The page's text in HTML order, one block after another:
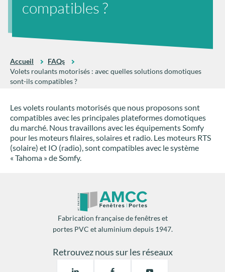
compatibles ?
Accueil
FAQs
Volets roulants motorisés : avec quelles solutions domotiques
sont-ils compatibles ?
Les volets roulants motorisés que nous proposons sont
compatibles avec les principales plateformes domotiques
du marché. Nous travaillons avec les équipements Somfy
pour les moteurs filaires, solaires et radio. Les moteurs RTS
(solaire) et IO (radio), sont compatibles avec le système
« Tahoma » de Somfy.
Fabrication française de fenêtres et
portes PVC et aluminium depuis 1947.
Retrouvez nous sur les réseaux